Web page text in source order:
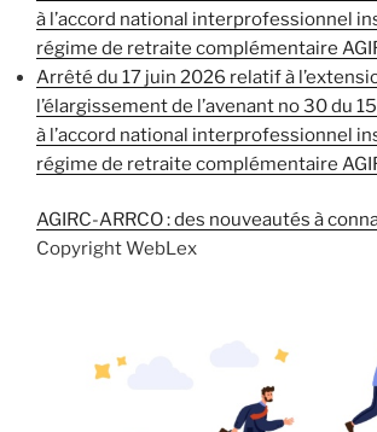
à l’accord national interprofessionnel
régime de retraite complémentaire
Arrêté du 17 juin 2026 relatif à
l’élargissement de l’avenant no 30 du
à l’accord national interprofessionnel
régime de retraite complémentaire
AGIRC-ARRCO : des nouveautés à
Copyright WebLex